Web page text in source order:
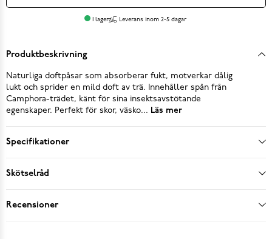
I lager Leverans inom 2-5 dagar
Produktbeskrivning
Naturliga doftpåsar som absorberar fukt, motverkar dålig
lukt och sprider en mild doft av trä. Innehåller spån från
Camphora-trädet, känt för sina insektsavstötande
egenskaper. Perfekt för skor, väsko... Läs mer
Specifikationer
Skötselråd
Recensioner